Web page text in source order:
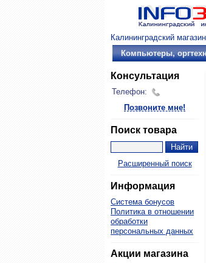
Калининградский
Компьютеры,
Консультация
Телефон:
Позвоните мне!
Поиск товара
Расширенный поиск
Информация
Система бонусов
Политика в отношении
обработки
персональных данных
Акции магазина